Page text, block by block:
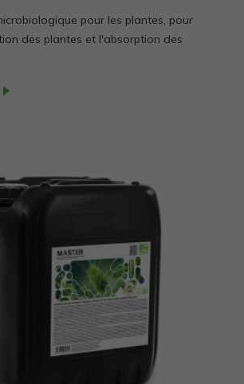
pour les plantes, pour
des plantes et l'absorption des